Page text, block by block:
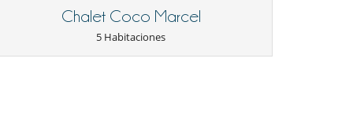
Chalet Coco Marcel
5 Habitaciones